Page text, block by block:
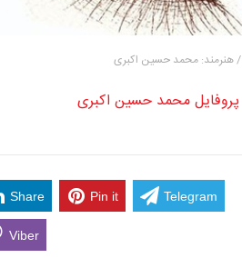
/ هنرمند: محمد حسین اکبری
پروفایل محمد حسین اکبری
Share Pin it Telegram
Viber